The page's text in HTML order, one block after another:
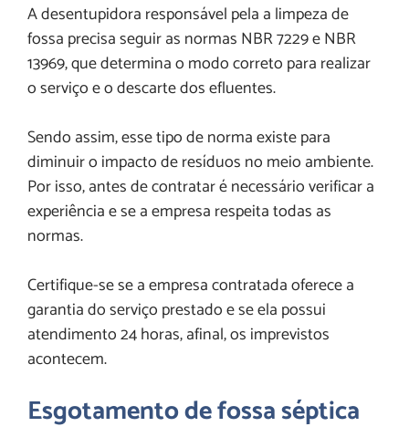
A desentupidora responsável pela a limpeza de
fossa precisa seguir as normas NBR 7229 e NBR
13969, que determina o modo correto para realizar
o serviço e o descarte dos efluentes.
Sendo assim, esse tipo de norma existe para
diminuir o impacto de resíduos no meio ambiente.
Por isso, antes de contratar é necessário verificar a
experiência e se a empresa respeita todas as
normas.
Certifique-se se a empresa contratada oferece a
garantia do serviço prestado e se ela possui
atendimento 24 horas, afinal, os imprevistos
acontecem.
Esgotamento de fossa séptica